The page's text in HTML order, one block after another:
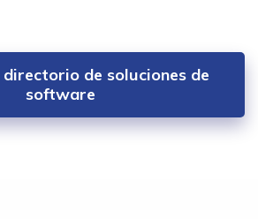
de soluciones de
software